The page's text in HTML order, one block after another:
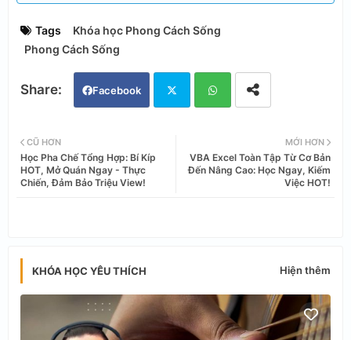
Tags
Khóa học Phong Cách Sống
Phong Cách Sống
Facebook
ats
MỚI HƠN
VBA Excel Toàn Tập Từ Cơ Bản
Đến Nâng Cao: Học Ngay, Kiếm
Việc HOT!
CŨ HƠN
Học Pha Chế Tổng Hợp: Bí Kíp
HOT, Mở Quán Ngay - Thực
Chiến, Đảm Bảo Triệu View!
KHÓA HỌC YÊU THÍCH Hiện thêm